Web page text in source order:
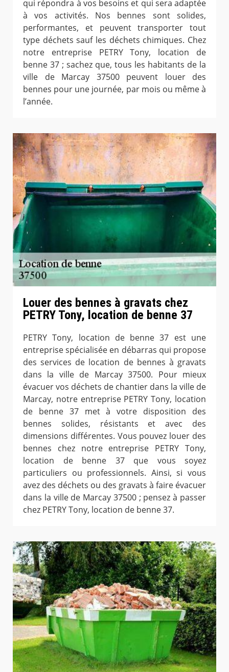
qui répondra à vos besoins et qui sera adaptée
à vos activités. Nos bennes sont solides,
performantes, et peuvent transporter tout
type déchets sauf les déchets chimiques. Chez
notre entreprise PETRY Tony, location de
benne 37 ; sachez que, tous les habitants de la
ville de Marcay 37500 peuvent louer des
bennes pour une journée, par mois ou même à
l’année.
Louer des bennes à gravats chez
PETRY Tony, location de benne 37
PETRY Tony, location de benne 37 est une
entreprise spécialisée en débarras qui propose
des services de location de bennes à gravats
dans la ville de Marcay 37500. Pour mieux
évacuer vos déchets de chantier dans la ville de
Marcay, notre entreprise PETRY Tony, location
de benne 37 met à votre disposition des
bennes solides, résistants et avec des
dimensions différentes. Vous pouvez louer des
bennes chez notre entreprise PETRY Tony,
location de benne 37 que vous soyez
particuliers ou professionnels. Ainsi, si vous
avez des déchets ou des gravats à faire évacuer
dans la ville de Marcay 37500 ; pensez à passer
chez PETRY Tony, location de benne 37.